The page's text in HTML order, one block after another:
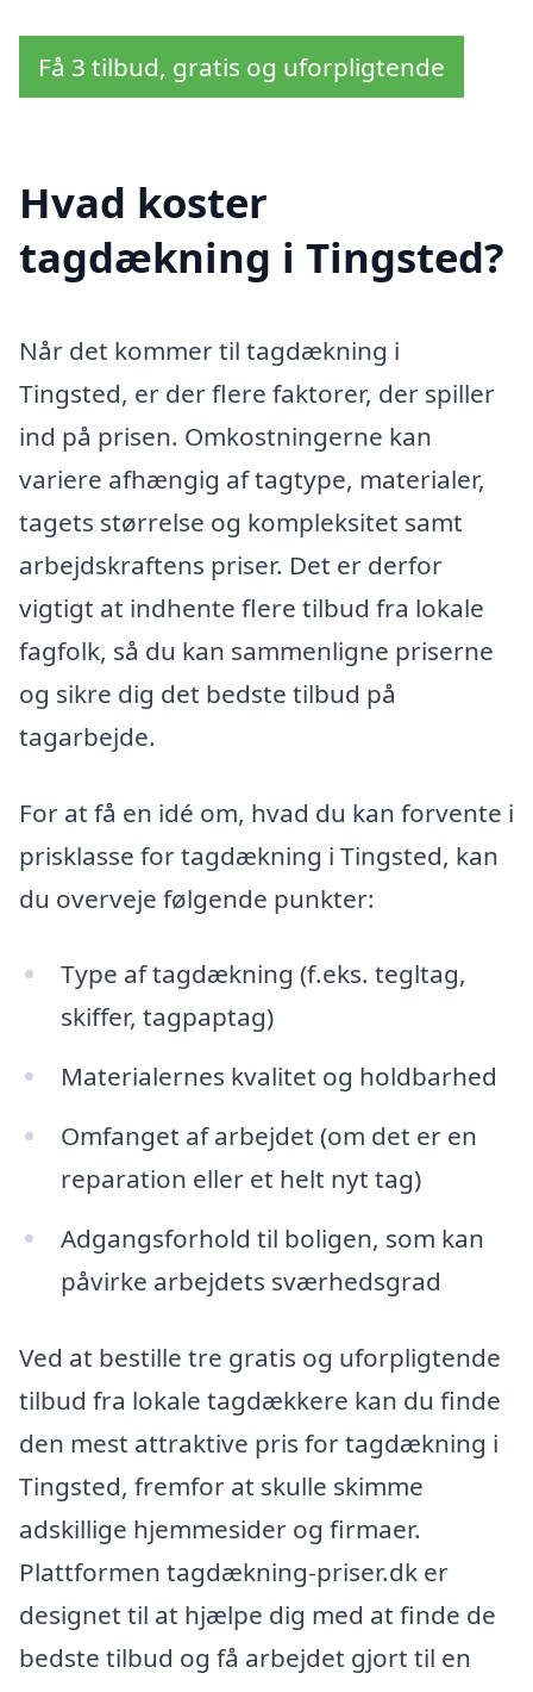
Få 3 tilbud, gratis og uforpligtende
Hvad koster
tagdækning i Tingsted?
Når det kommer til tagdækning i
Tingsted, er der flere faktorer, der spiller
ind på prisen. Omkostningerne kan
variere afhængig af tagtype, materialer,
tagets størrelse og kompleksitet samt
arbejdskraftens priser. Det er derfor
vigtigt at indhente flere tilbud fra lokale
fagfolk, så du kan sammenligne priserne
og sikre dig det bedste tilbud på
tagarbejde.
For at få en idé om, hvad du kan forvente i
prisklasse for tagdækning i Tingsted, kan
du overveje følgende punkter:
Type af tagdækning (f.eks. tegltag,
skiffer, tagpaptag)
Materialernes kvalitet og holdbarhed
Omfanget af arbejdet (om det er en
reparation eller et helt nyt tag)
Adgangsforhold til boligen, som kan
påvirke arbejdets sværhedsgrad
Ved at bestille tre gratis og uforpligtende
tilbud fra lokale tagdækkere kan du finde
den mest attraktive pris for tagdækning i
Tingsted, fremfor at skulle skimme
adskillige hjemmesider og firmaer.
Plattformen tagdækning-priser.dk er
designet til at hjælpe dig med at finde de
bedste tilbud og få arbejdet gjort til en